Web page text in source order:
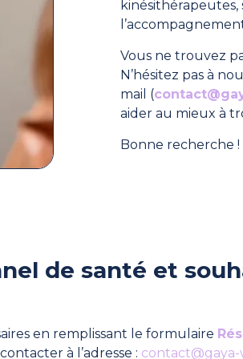
Vous ne trouvez
N’hésitez pas à
mail (
aider au mieux à
Bonne recherche !
de santé et
en remplissant le formulaire
à l’adresse :